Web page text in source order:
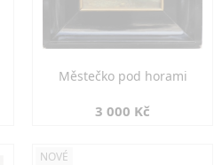
Městečko pod horami
3 000 Kč
NOVÉ